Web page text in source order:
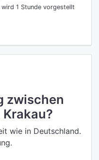
wird 1 Stunde vorgestellt
zwischen
wie in Deutschland.